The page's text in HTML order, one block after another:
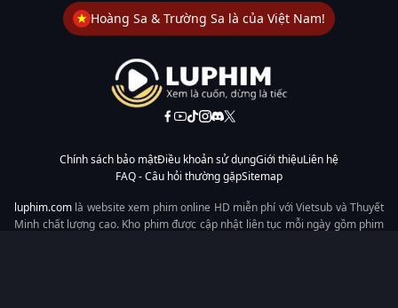
Hoàng Sa & Trường Sa là của Việt Nam!
Chính sách bảo mậtĐiều khoản sử dụngGiới thiệuLiên hệ
FAQ - Câu hỏi thường gặpSitemap
luphim.com là website xem phim online HD miễn phí với Vietsub và Thuyết
Minh chất lượng cao. Kho phim được cập nhật liên tục mỗi ngày gồm phim